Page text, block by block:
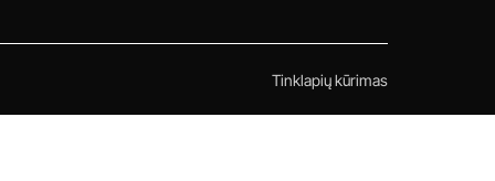
Tinklapių kūrimas